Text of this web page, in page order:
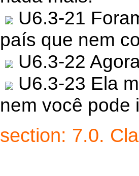
U6.3-21
país que nem
U6.3-22
U6.3-23 Ela
nem você pode
section: 7.0.